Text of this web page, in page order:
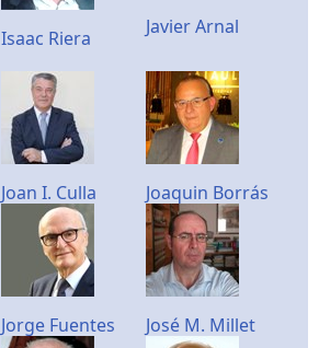
Isaac Riera Javier Arnal
Joan I. Culla Joaquin Borrás
Jorge Fuentes José M. Millet